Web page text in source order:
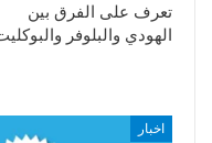
تعرف على الفرق بين
الهودي والبلوفر
اخبار